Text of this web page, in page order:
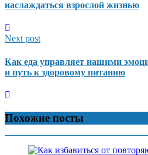
наслаждаться взрослой жизнью
Next post
Как еда управляет нашими
и путь к здоровому питанию
Похожие посты